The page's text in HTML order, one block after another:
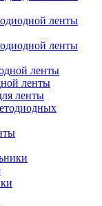
ленты
ленты
ленты
ленты
ленты